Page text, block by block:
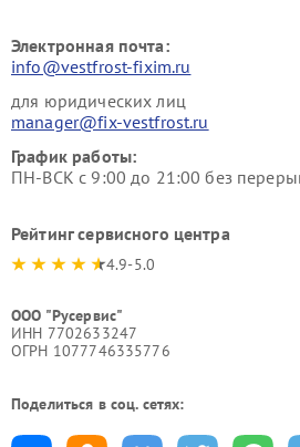
Электронная почта:
info@vestfrost-fixim.ru
для юридических лиц
manager@fix-vestfrost.ru
График работы:
ПН-ВСК с 9:00 до 21:00 без
Рейтинг сервисного центра
4.9-5.0
ООО "Русервис"
ИНН 7702633247
ОГРН 1077746335776
Поделиться в соц. сетях: